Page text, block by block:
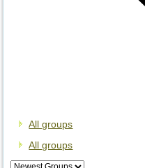
All groups
All groups